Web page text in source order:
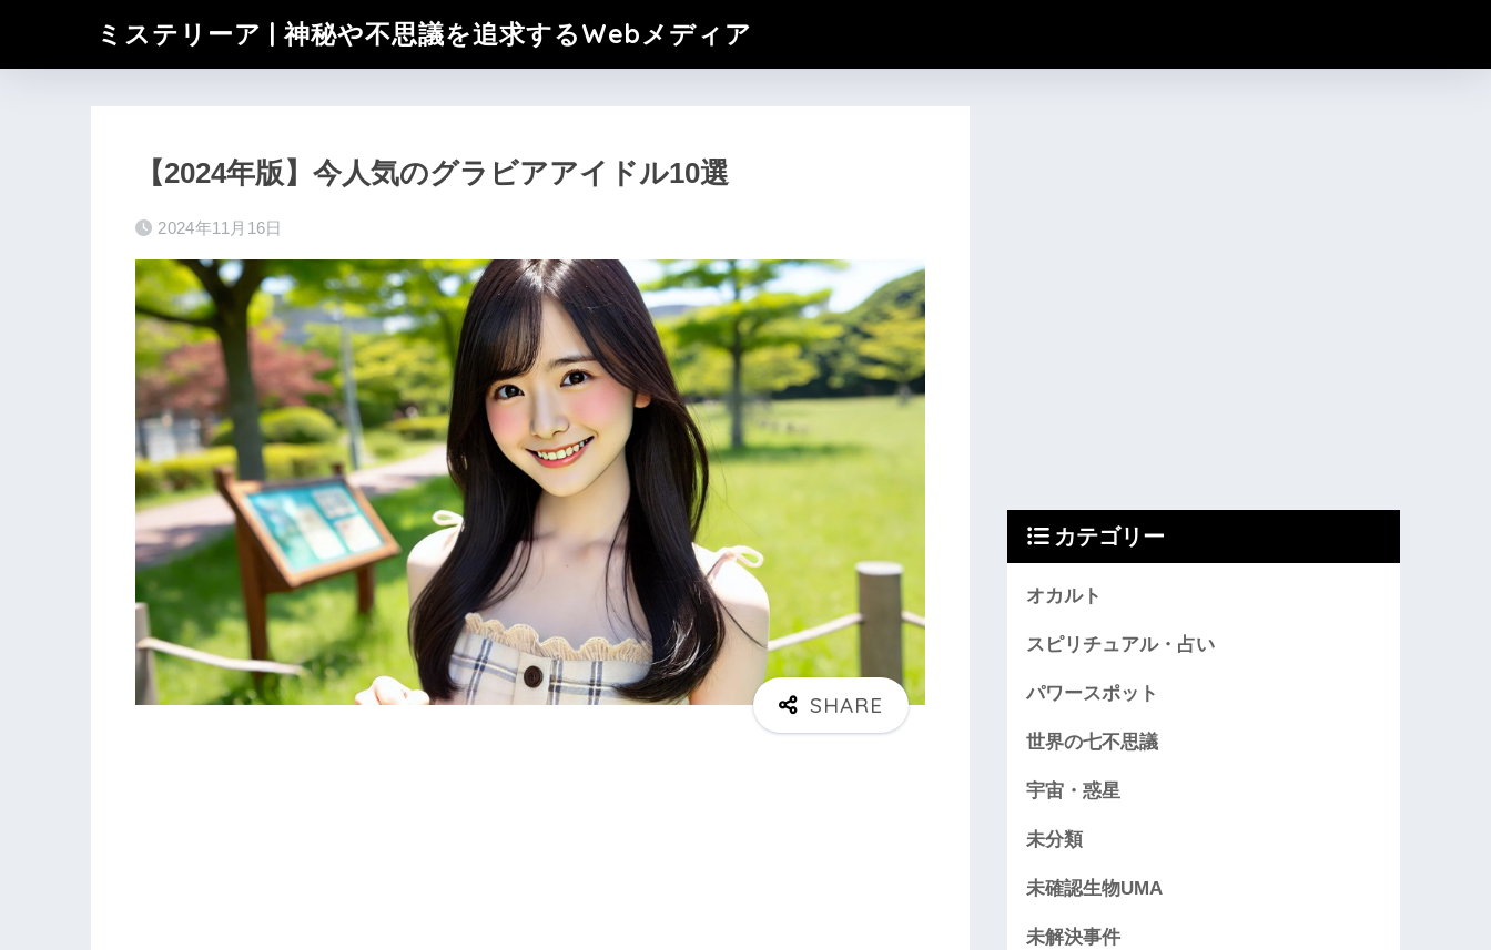
ミステリーア | 神秘や不思議を追求するWebメディア
【2024年版】今人気のグラビアアイドル10選
2024年11月16日
カテゴリー
オカルト
スピリチュアル・占い
パワースポット
世界の七不思議
宇宙・惑星
未分類
未確認生物UMA
未解決事件